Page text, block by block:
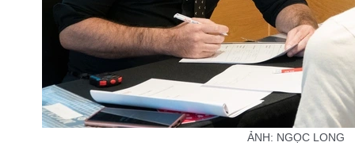
ẢNH: NGỌC LONG